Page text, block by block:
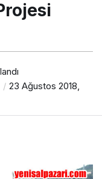
23 Ağustos 2018,